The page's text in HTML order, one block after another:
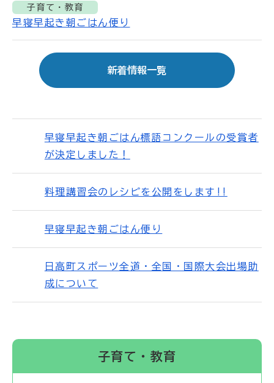
子育て・教育
早寝早起き朝ごはん便り
新着情報一覧
早寝早起き朝ごはん標語コンクールの受賞者
が決定しました！
料理講習会のレシピを公開をします!!
早寝早起き朝ごはん便り
日高町スポーツ全道・全国・国際大会出場助
成について
子育て・教育